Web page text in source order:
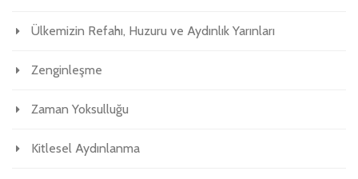
Ülkemizin Refahı, Huzuru ve Aydınlık Yarınları
Zenginleşme
Zaman Yoksulluğu
Kitlesel Aydınlanma